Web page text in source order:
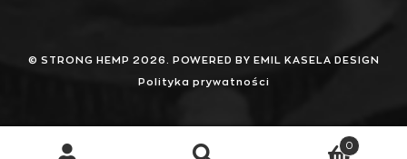
© STRONG HEMP 2026. POWERED BY EMIL KASELA DESIGN
Polityka prywatności
0